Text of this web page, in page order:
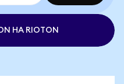
НА RIOTON